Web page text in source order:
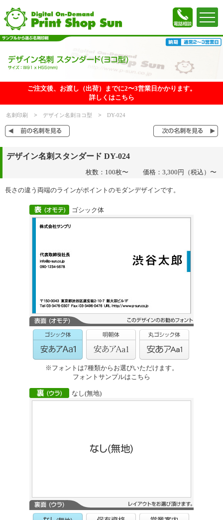
ご注文後、お渡し（出荷）までに2〜3営業日かかります。
詳しくはこちら
名刺印刷 デザイン名刺ヨコ型 DY-024
デザイン名刺スタンダード DY-024
枚数：100枚〜 価格：3,300円（税込）〜
長さの違う両端のラインがポイントのモダンデザインです。
ゴシック体
※フォントは7種類からお選びいただけます。
フォントサンプルはこちら
なし(無地)